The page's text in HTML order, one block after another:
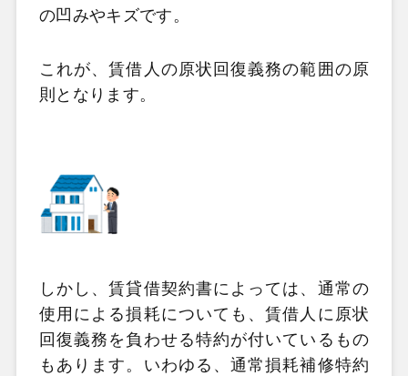
の凹みやキズです。
これが、賃借人の原状回復義務の範囲の原
則となります。
しかし、賃貸借契約書によっては、通常の
使用による損耗についても、賃借人に原状
回復義務を負わせる特約が付いているもの
もあります。いわゆる、通常損耗補修特約